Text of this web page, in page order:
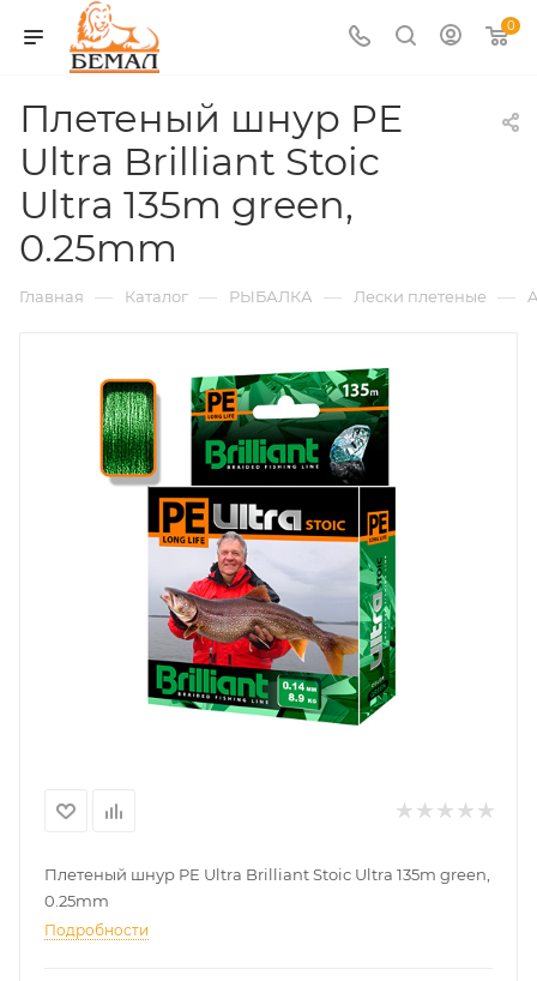
0
Плетеный шнур PE
Ultra Brilliant Stoic
Ultra 135m green,
0.25mm
Главная — Каталог — РЫБАЛКА — Лески плетеные —
Плетеный шнур PE Ultra Brilliant Stoic Ultra 135m green,
0.25mm
Подробности